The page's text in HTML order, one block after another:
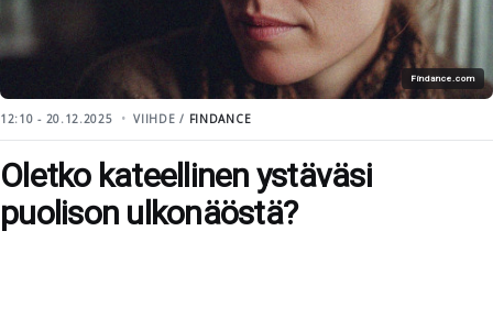
Findance.com
12:10 - 20.12.2025 VIIHDE / FINDANCE
Oletko kateellinen ystäväsi
puolison ulkonäöstä?